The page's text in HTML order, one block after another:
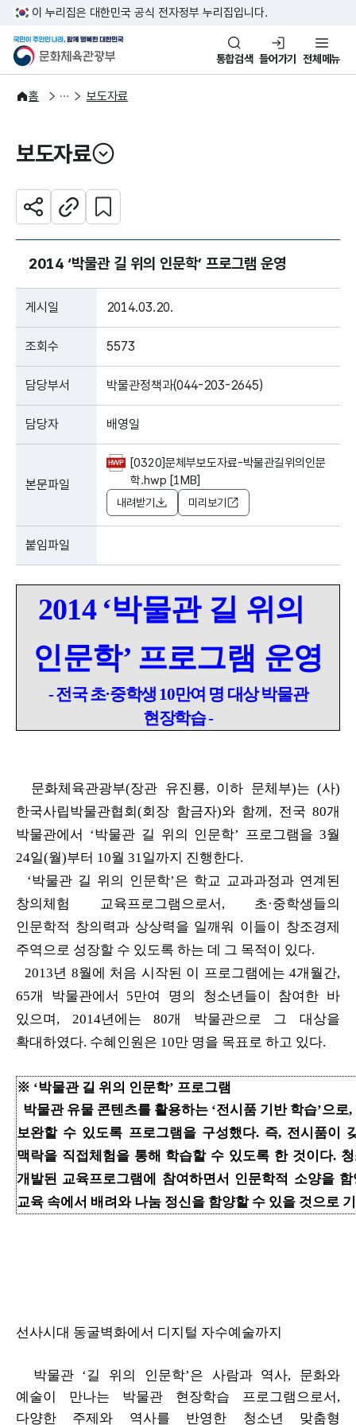
본문 바로가기
주메뉴 바로가기
이 누리집은 대한민국 공식 전자정부 누리집입니다.
문화체육관광부
국민이 주인인 나라, 함께 행복
통합검색 들어가기 전체메뉴
홈
알림·소식
보도·뉴스 보도자료
보도자료
열기
공유하기주소복사
관심 콘텐츠 설정하기
2014 ‘박물관 길 위의 인문학’ 프로그램 운영
게시일 2014.03.20.
조회수 5573
담당부서 박물관정책과(044-203-2645)
담당자 배영일
본문파일
[0320]문체부보도자료-박물관길위의인문
학.hwp [1MB]
내려받기 미리보기
붙임파일
2014 ‘박물관 길 위의
인문학’ 프로그램 운영
- 전국 초·중학생 10만여 명 대상 박물관
현장학습 -
문화체육관광부(장관 유진룡, 이하 문체부)는 (사)
한국사립박물관협회(회장 함금자)와 함께, 전국 80개
박물관에서 ‘박물관 길 위의 인문학’ 프로그램을 3월
24일(월)부터 10월 31일까지 진행한다.
‘박물관 길 위의 인문학’은 학교 교과과정과 연계된
창의체험 교육프로그램으로서, 초·중학생들의
인문학적 창의력과 상상력을 일깨워 이들이 창조경제
주역으로 성장할 수 있도록 하는 데 그 목적이 있다.
2013년 8월에 처음 시작된 이 프로그램에는 4개월간,
65개 박물관에서 5만여
명의 청소년들이 참여한 바
있으며, 2014년에는 80개 박물관으로 그 대상을
확대하였다. 수혜인원은 10만 명을 목표로 하고 있다.
※ ‘박물관 길 위의 인문학’ 프로그램
박물관 유물 콘텐츠를 활용하는 ‘전시품 기반 학습’으로,
보완할 수 있도록 프로그램을 구성했다. 즉, 전시품이
맥락을 직접체험을 통해 학습할 수 있도록 한 것이다.
개발된 교육프로그램에
참여하면서 인문학적 소양을
교육 속에서 배려와 나눔 정신을 함양할 수 있을 것으로
선사시대 동굴벽화에서 디지털 자수예술까지
박물관 ‘길 위의 인문학’은 사람과 역사, 문화와
예술이 만나는 박물관 현장학습
프로그램으로서,
다양한 주제와 역사를 반영한 청소년 맞춤형